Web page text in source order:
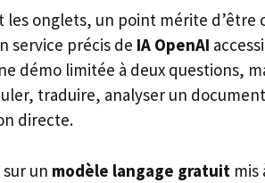
onglets, un point mérite d’être
service précis de IA OpenAI
démo limitée à deux questions,
traduire, analyser un
directe.
un modèle langage gratuit mis